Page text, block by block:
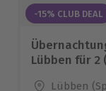
-15% CLUB DEAL
Lübben für 2
Standort
Lübben